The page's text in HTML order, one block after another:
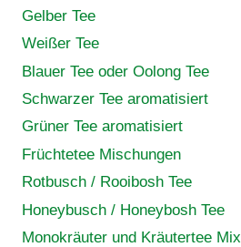
Gelber Tee
Weißer Tee
Blauer Tee oder Oolong Tee
Schwarzer Tee aromatisiert
Grüner Tee aromatisiert
Früchtetee Mischungen
Rotbusch / Rooibosh Tee
Honeybusch / Honeybosh Tee
Monokräuter und Kräutertee Mix